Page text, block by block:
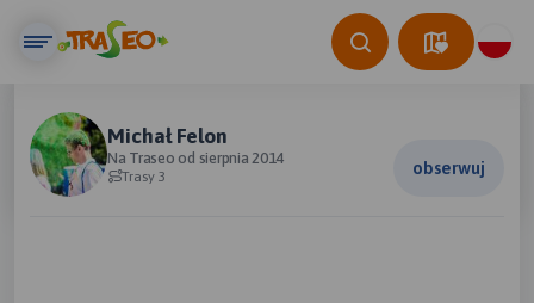
Michał Felon
Na Traseo od sierpnia 2014
Trasy 3 obserwuj